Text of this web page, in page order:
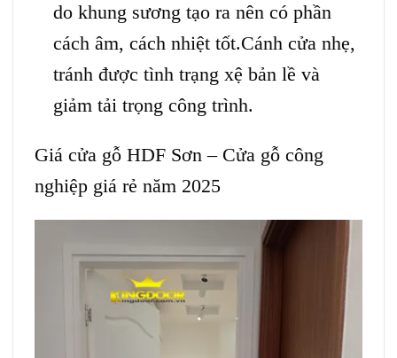
do khung sương tạo ra nên có phần
cách âm, cách nhiệt tốt.Cánh cửa nhẹ,
tránh được tình trạng xệ bản lề và
giảm tải trọng công trình.
Giá cửa gỗ HDF Sơn – Cửa gỗ công
nghiệp giá rẻ năm 2025